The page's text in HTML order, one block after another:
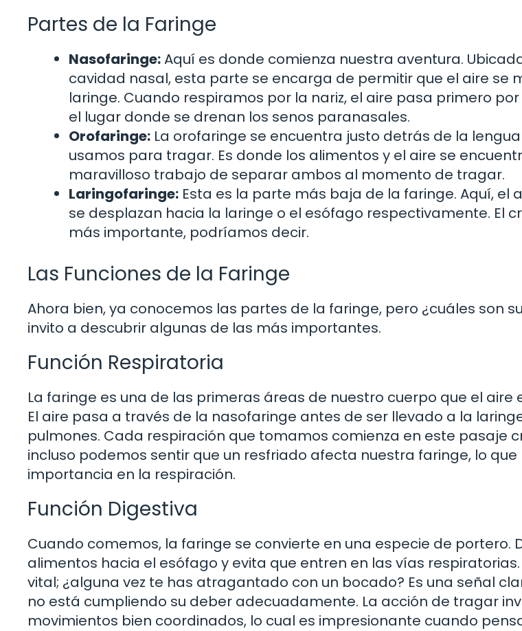
Partes de la Faringe
Nasofaringe:Aquí es donde comienza nuestra aventura.
cavidad nasal, esta parte se encarga de permitir que el aire se
laringe. Cuando respiramos por la nariz, el aire pasa primero
el lugar donde se drenan los senos paranasales.
Orofaringe: La orofaringe se encuentra justo detrás de la
usamos para tragar. Es donde los alimentos y el aire se
maravilloso trabajo de separar ambos al momento de tragar.
Laringofaringe: Esta es la parte más baja de la faringe. Aquí, el
se desplazan hacia la laringe o el esófago respectivamente. El
más importante, podríamos decir.
Las Funciones de la Faringe
Ahora bien, ya conocemos las partes de la faringe, pero ¿cuáles son
invito a descubrir algunas de las más importantes.
Función Respiratoria
La faringe es una de las primeras áreas de nuestro cuerpo que el aire
El aire pasa a través de la nasofaringe antes de ser llevado a la
pulmones. Cada respiración que tomamos comienza en este pasaje
incluso podemos sentir que un resfriado afecta nuestra faringe, lo que
importancia en la respiración.
Función Digestiva
Cuando comemos, la faringe se convierte en una especie de portero.
alimentos hacia el esófago y evita que entren en las vías
vital; ¿alguna vez te has atragantado con un bocado? Es una señal
no está cumpliendo su deber adecuadamente. La acción de tragar
movimientos bien coordinados, lo cual es impresionante cuando